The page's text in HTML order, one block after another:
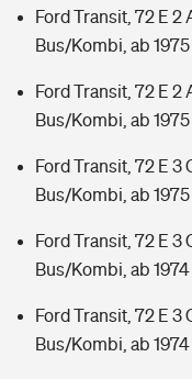
Ford Transit, 72 E 2
Bus/Kombi, ab 1975
Ford Transit, 72 E 2
Bus/Kombi, ab 1975
Ford Transit, 72 E 3
Bus/Kombi, ab 1975
Ford Transit, 72 E 3
Bus/Kombi, ab 1974
Ford Transit, 72 E 3
Bus/Kombi, ab 1974